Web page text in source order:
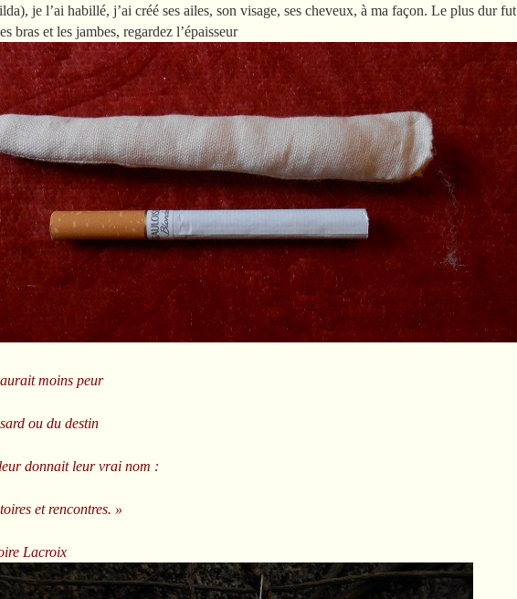
je l’ai habillé, j’ai créé ses ailes, son visage, ses cheveux, à ma façon. Le plus dur fut
bras et les jambes, regardez l’épaisseur
moins peur
ou du destin
donnait leur vrai nom :
et rencontres. »
Lacroix